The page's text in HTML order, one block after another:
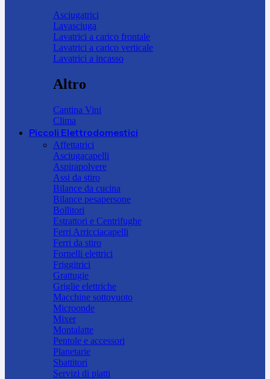
Asciugatrici
Lavasciuga
Lavatrici a carico frontale
Lavatrici a carico verticale
Lavatrici a incasso
Altro
Cantina Vini
Clima
Piccoli Elettrodomestici
Affettatrici
Asciugacapelli
Aspirapolvere
Assi da stiro
Bilance da cucina
Bilance pesapersone
Bollitori
Estrattori e Centrifughe
Ferri Arricciacapelli
Ferri da stiro
Fornelli elettrici
Friggitrici
Grattugie
Griglie elettriche
Macchine sottovuoto
Microonde
Mixer
Montalatte
Pentole e accessori
Planetarie
Sbattitori
Servizi di piatti